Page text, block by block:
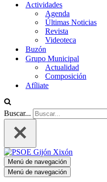
Actividades
Agenda
Últimas Noticias
Revista
Videoteca
Buzón
Grupo Municipal
Actualidad
Composición
Afíliate
Buscar...
Menú de navegación
Menú de navegación